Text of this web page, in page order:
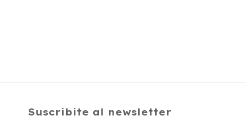
Suscribite al newsletter